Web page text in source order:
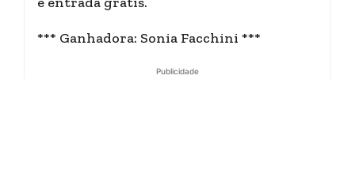
*** Ganhadora: Sonia Facchini ***
Publicidade